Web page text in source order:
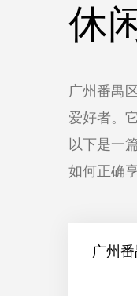
休
广州番禺
爱好者。
以下是一
如何正确
广州